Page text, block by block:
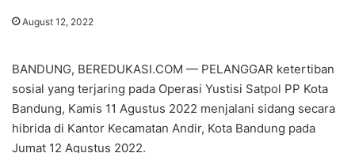
August 12, 2022
BANDUNG, BEREDUKASI.COM — PELANGGAR ketertiban
sosial yang terjaring pada Operasi Yustisi Satpol PP Kota
Bandung, Kamis 11 Agustus 2022 menjalani sidang secara
hibrida di Kantor Kecamatan Andir, Kota Bandung pada
Jumat 12 Agustus 2022.